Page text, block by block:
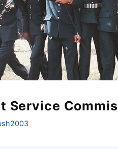
Service